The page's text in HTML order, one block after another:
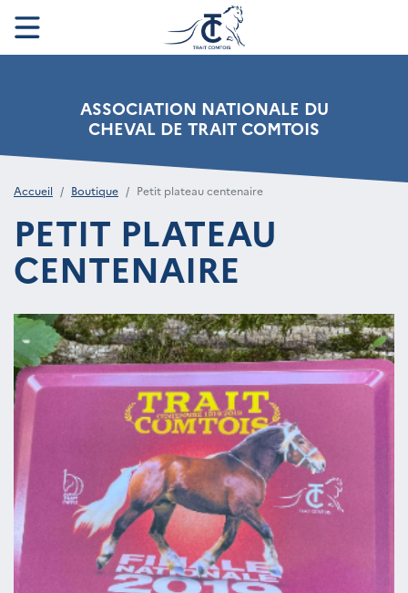
ASSOCIATION NATIONALE DU
CHEVAL DE TRAIT COMTOIS
Accueil Boutique Petit plateau centenaire
PETIT PLATEAU
CENTENAIRE